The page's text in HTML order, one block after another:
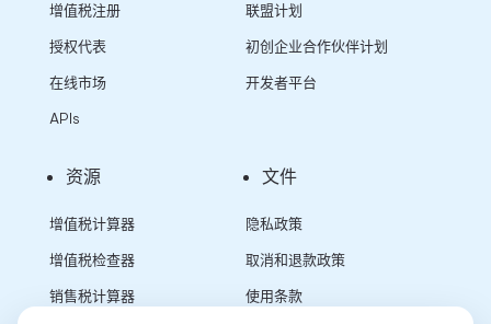
增值税注册
授权代表
在线市场
APIs
联盟计划
初创企业合作伙伴计划
开发者平台
资源
增值税计算器
增值税检查器
销售税计算器
文件
隐私政策
取消和退款政策
使用条款